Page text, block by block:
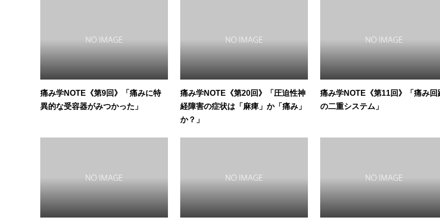
痛み学NOTE《第9回》「痛みに特
異的な受容器がみつかった」
痛み学NOTE《第20回》「圧迫性神
経障害の症状は「麻痺」か「痛み」
か？」
痛み学NOTE《第11回》「痛み回
の二重システム」